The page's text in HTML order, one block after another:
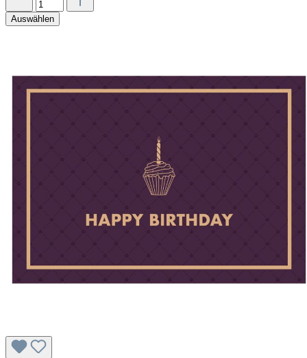
Auswählen